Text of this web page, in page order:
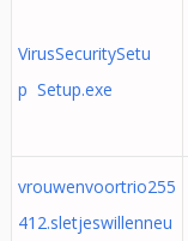
VirusSecuritySetu
p Setup.exe
vrouwenvoortrio255
412.sletjeswillenneu